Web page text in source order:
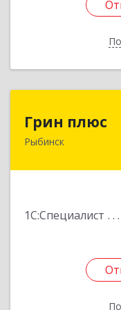
Грин плюс
Рыбинск
1С:Специалист
152901,